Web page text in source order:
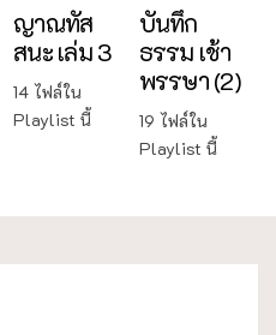
ญาณทัส
สนะ เล่ม 3
14 ไฟล์ใน
Playlist นี้
บันทึก
ธรรม เช้า
พรรษา (2)
19 ไฟล์ใน
Playlist นี้